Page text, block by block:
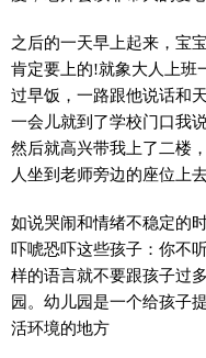
之后的一天早上起来，宝
肯定要上的!就象大人上班
过早饭，一路跟他说话和
一会儿就到了学校门口我
然后就高兴带我上了二楼
人坐到老师旁边的座位上去
如说哭闹和情绪不稳定的
吓唬恐吓这些孩子：你不
样的语言就不要跟孩子过
园。幼儿园是一个给孩子
活环境的地方